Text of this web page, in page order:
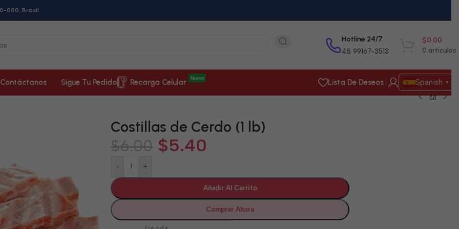
000, Brasil
Hotline 24/7
48 99167-3513 0 artículos
$0.00
Contáctanos Sigue Tu Pedido Recarga Celular Nueva Lista De Deseos Spanish ▼
Costillas de Cerdo (1 lb)
$6.00 $5.40
- +
Añadir Al Carrito
Comprar Ahora